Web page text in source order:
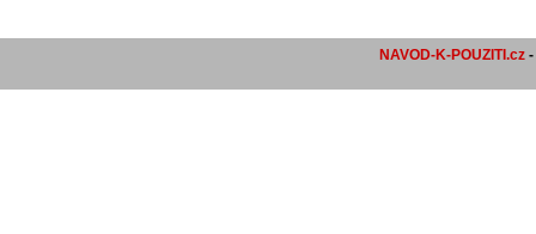
NAVOD-K-POUZITI.cz